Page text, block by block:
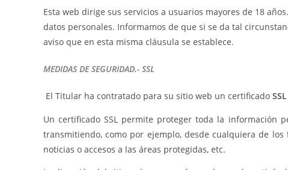
Esta web dirige sus servicios a usuarios mayores de 18
datos personales. Informamos de que si se da tal
aviso que en esta misma cláusula se establece.
MEDIDAS DE SEGURIDAD.- SSL
El Titular ha contratado para su sitio web un certificado SSL
Un certificado SSL permite proteger toda la información
transmitiendo, como por ejemplo, desde cualquiera de
noticias o accesos a las áreas protegidas, etc.